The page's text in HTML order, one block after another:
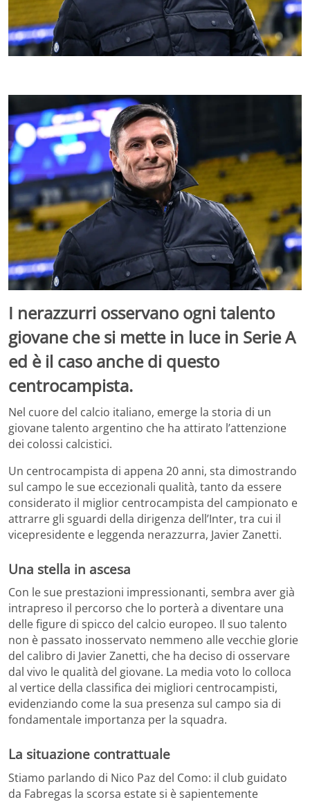
I nerazzurri osservano ogni talento
giovane che si mette in luce in Serie A
ed è il caso anche di questo
centrocampista.
Nel cuore del calcio italiano, emerge la storia di un
giovane talento argentino che ha attirato l’attenzione
dei colossi calcistici.
Un centrocampista di appena 20 anni, sta dimostrando
sul campo le sue eccezionali qualità, tanto da essere
considerato il miglior centrocampista del campionato e
attrarre gli sguardi della dirigenza dell’Inter, tra cui il
vicepresidente e leggenda nerazzurra, Javier Zanetti.
Una stella in ascesa
Con le sue prestazioni impressionanti, sembra aver già
intrapreso il percorso che lo porterà a diventare una
delle figure di spicco del calcio europeo. Il suo talento
non è passato inosservato nemmeno alle vecchie glorie
del calibro di Javier Zanetti, che ha deciso di osservare
dal vivo le qualità del giovane. La media voto lo colloca
al vertice della classifica dei migliori centrocampisti,
evidenziando come la sua presenza sul campo sia di
fondamentale importanza per la squadra.
La situazione contrattuale
Stiamo parlando di Nico Paz del Como: il club guidato
da Fabregas la scorsa estate si è sapientemente